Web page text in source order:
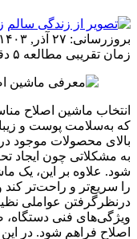
بروزرسانی: ۲۷ آذر, ۱۴۰۳
زمان تقریبی مطالعه ۵ دقیقه
انتخاب ماشین اصلاح
که به‌سلامت پوست و
بالای محصولات موجود
به مشکلاتی چون ایجاد
شود. علاوه بر این، یک
را سریع‌تر و راحت‌تر کند و
درنظرگرفتن عواملی
ویژگی‌های فنی
اصلاح فراهم شود. در